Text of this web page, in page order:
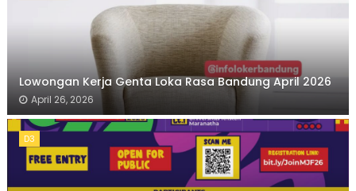
Lowongan Kerja Genta Loka Rasa Bandung April 2026
April 26, 2026
D3